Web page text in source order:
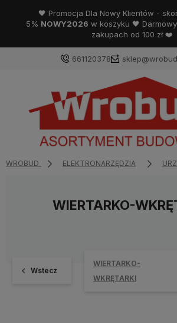
🖤 Promocja Dla Nowy Klientów -
5% NOWY2026 w koszyku 🖤
zakupach od 100 zł ❤️
661120378
WROBUD ELEKTRONARZĘDZIA
WIERTARKO-
Wstecz
WIERTARKO-
WKRĘTARKI